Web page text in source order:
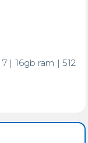
| 16gb ram | 512